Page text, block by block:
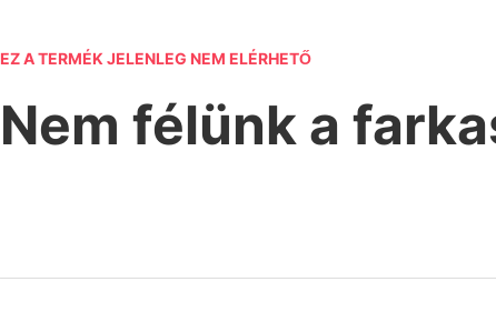
EZ A TERMÉK JELENLEG NEM ELÉRHETŐ
Nem félünk a